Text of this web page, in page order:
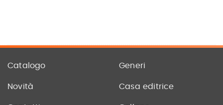
Catalogo Generi
Novità Casa editrice